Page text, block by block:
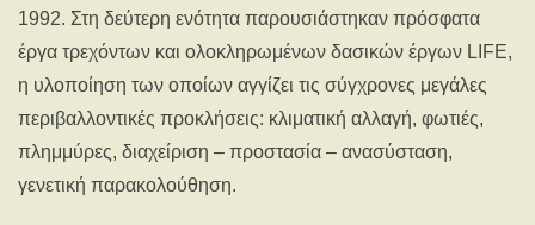
1992. Στη δεύτερη ενότητα παρουσιάστηκαν πρόσφατα
έργα τρεχόντων και ολοκληρωμένων δασικών έργων LIFE,
η υλοποίηση των οποίων αγγίζει τις σύγχρονες μεγάλες
περιβαλλοντικές προκλήσεις: κλιματική αλλαγή, φωτιές,
πλημμύρες, διαχείριση – προστασία – ανασύσταση,
γενετική παρακολούθηση.